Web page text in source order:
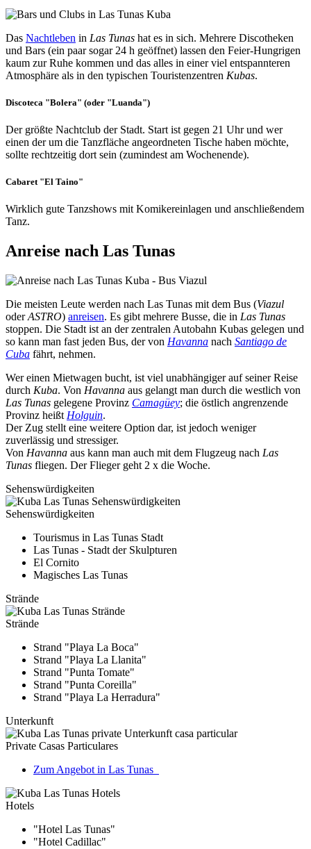
Das Nachtleben in Las Tunas hat es in sich. Mehrere Discotheken
und Bars (ein paar sogar 24 h geöffnet) lassen den Feier-Hungrigen
kaum zur Ruhe kommen und das alles in einer viel entspannteren
Atmosphäre als in den typischen Touristenzentren Kubas.
Discoteca "Bolera" (oder "Luanda")
Der größte Nachtclub der Stadt. Start ist gegen 21 Uhr und wer
einen der um die Tanzfläche angeordneten Tische haben möchte,
sollte rechtzeitig dort sein (zumindest am Wochenende).
Cabaret "El Taino"
Wirklich gute Tanzshows mit Komikereinlagen und anschließendem
Tanz.
Anreise nach Las Tunas
Die meisten Leute werden nach Las Tunas mit dem Bus (Viazul
oderASTRO) anreisen. Es gibt mehrere Busse, die in Las Tunas
stoppen. Die Stadt ist an der zentralen Autobahn Kubas gelegen und
so kann man fast jeden Bus, der von Havanna nach Santiago de
Cuba fährt, nehmen.
Wer einen Mietwagen bucht, ist viel unabhängiger auf seiner Reise
durch Kuba. Von Havanna aus gelangt man durch die westlich von
Las Tunas gelegene Provinz Camagüey; die östlich angrenzende
Provinz heißt Holguin.
Der Zug stellt eine weitere Option dar, ist jedoch weniger
zuverlässig und stressiger.
Von Havanna aus kann man auch mit dem Flugzeug nach Las
Tunas fliegen. Der Flieger geht 2 x die Woche.
Sehenswürdigkeiten
Sehenswürdigkeiten
Tourismus in Las Tunas Stadt
Las Tunas - Stadt der Skulpturen
El Cornito
Magisches Las Tunas
Strände
Strände
Strand "Playa La Boca"
Strand "Playa La Llanita"
Strand "Punta Tomate"
Strand "Punta Coreilla"
Strand "Playa La Herradura"
Unterkunft
Private Casas Particulares
Zum Angebot in Las Tunas
Hotels
"Hotel Las Tunas"
"Hotel Cadillac"